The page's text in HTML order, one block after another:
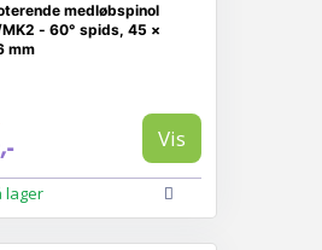
medløbspinol
- 60° spids, 45 ×
mm
Vis
lager